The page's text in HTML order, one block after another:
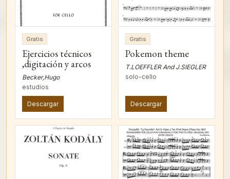
Gratis
Ejercicios técnicos
,digitación y arcos
Becker,Hugo
estudios
Descargar
Gratis
Pokemon theme
T.LOEFFLER And J.SIEGLER
solo-cello
Descargar